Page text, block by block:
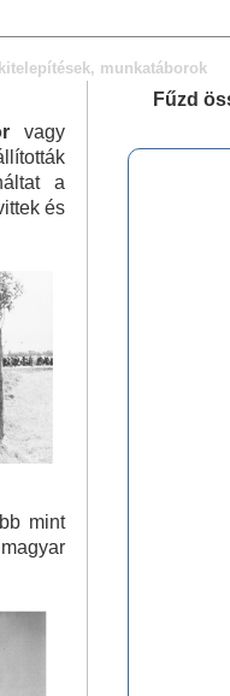
munkatáborok
vagy
a
és
mint
Fűzd